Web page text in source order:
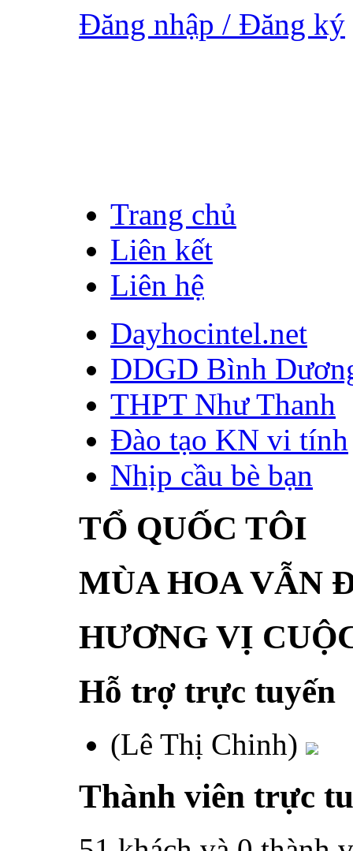
Đăng nhập / Đăng ký
Trang chủ
Liên kết
Liên hệ
Dayhocintel.net
DDGD Bình
THPT Như Thanh
Đào tạo KN vi tính
Nhịp cầu bè bạn
TỔ QUỐC TÔI
MÙA HOA VẪN
HƯƠNG VỊ
Hỗ trợ trực tuyến
(Lê Thị Chinh)
Thành viên trực